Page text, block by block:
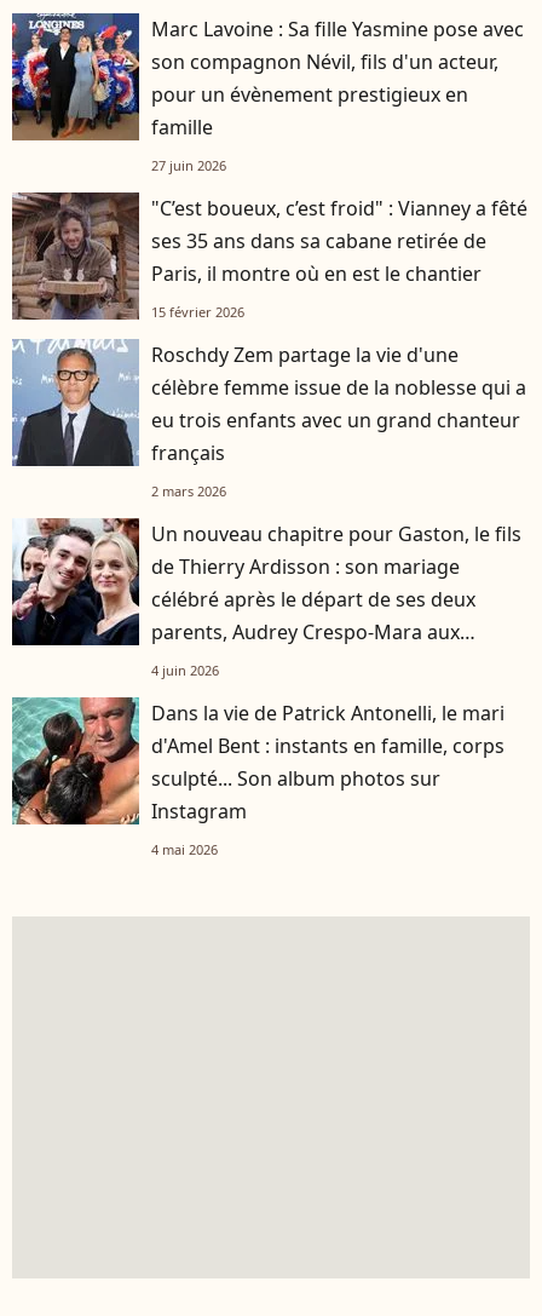
Marc Lavoine : Sa fille Yasmine pose avec
son compagnon Névil, fils d'un acteur,
pour un évènement prestigieux en
famille
27 juin 2026
"C’est boueux, c’est froid" : Vianney a fêté
ses 35 ans dans sa cabane retirée de
Paris, il montre où en est le chantier
15 février 2026
Roschdy Zem partage la vie d'une
célèbre femme issue de la noblesse qui a
eu trois enfants avec un grand chanteur
français
2 mars 2026
Un nouveau chapitre pour Gaston, le fils
de Thierry Ardisson : son mariage
célébré après le départ de ses deux
parents, Audrey Crespo-Mara aux
premières loges
4 juin 2026
Dans la vie de Patrick Antonelli, le mari
d'Amel Bent : instants en famille, corps
sculpté... Son album photos sur
Instagram
4 mai 2026